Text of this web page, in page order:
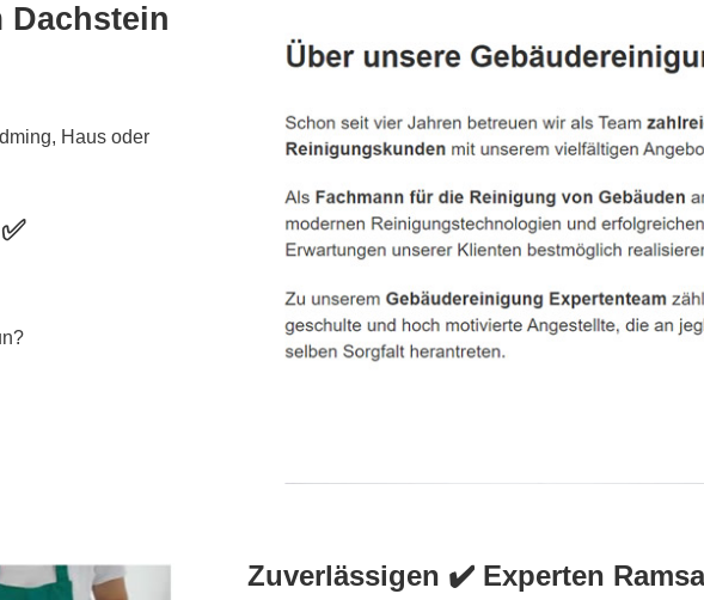
Dachstein
Haus oder
Zuverlässigen ✔️ Experten